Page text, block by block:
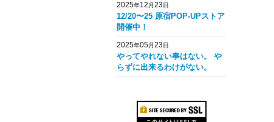
2025年12 月23日
12/20〜25 原宿POP-UPストア
開催中！
2025年05月23日
やってやれない事はない。 や
らずに出来るわけがない。